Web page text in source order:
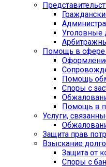
Уголовные
Помощь в
Помощь
Споры с
Помощь в
Услуги,
Защита прав
Взыскание
Защита от
Споры с